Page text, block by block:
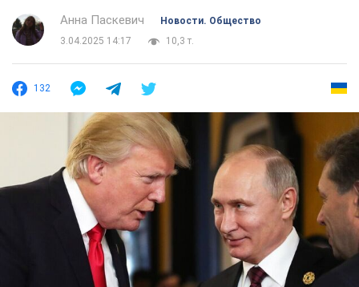
Анна Паскевич
Новости. Общество
3.04.2025 14:17
10,3 т.
132